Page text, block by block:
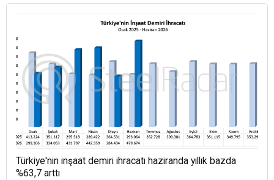
Türkiye'nin inşaat demiri ihracatı haziranda yıllık bazda
%63,7 arttı